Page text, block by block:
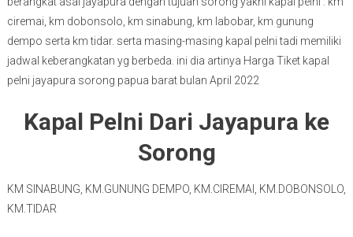
ciremai, km dobonsolo, km sinabung, km labobar, km gunung
dempo serta km tidar. serta masing-masing kapal pelni tadi memiliki
jadwal keberangkatan yg berbeda. ini dia artinya Harga Tiket kapal
pelni jayapura sorong papua barat bulan April 2022
Kapal Pelni Dari Jayapura ke
Sorong
KM SINABUNG, KM.GUNUNG DEMPO, KM.CIREMAI, KM.DOBONSOLO,
KM.TIDAR